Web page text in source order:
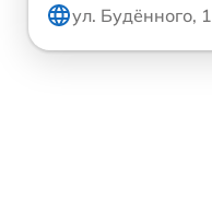
ул. Будённого,